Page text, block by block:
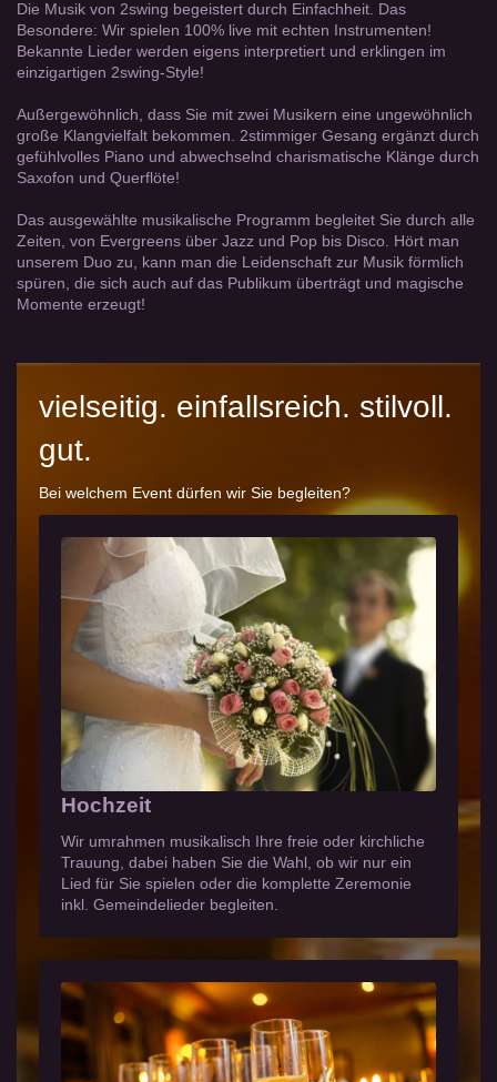
Die Musik von 2swing begeistert durch Einfachheit. Das
Besondere: Wir spielen 100% live mit echten Instrumenten!
Bekannte Lieder werden eigens interpretiert und erklingen im
einzigartigen 2swing-Style!
Außergewöhnlich, dass Sie mit zwei Musikern eine ungewöhnlich
große Klangvielfalt bekommen. 2stimmiger Gesang ergänzt durch
gefühlvolles Piano und abwechselnd charismatische Klänge durch
Saxofon und Querflöte!
Das ausgewählte musikalische Programm begleitet Sie durch alle
Zeiten, von Evergreens über Jazz und Pop bis Disco. Hört man
unserem Duo zu, kann man die Leidenschaft zur Musik förmlich
spüren, die sich auch auf das Publikum überträgt und magische
Momente erzeugt!
vielseitig. einfallsreich. stilvoll.
gut.
Bei welchem Event dürfen wir Sie begleiten?
Hochzeit
Wir umrahmen musikalisch Ihre freie oder kirchliche
Trauung, dabei haben Sie die Wahl, ob wir nur ein
Lied für Sie spielen oder die komplette Zeremonie
inkl. Gemeindelieder begleiten.